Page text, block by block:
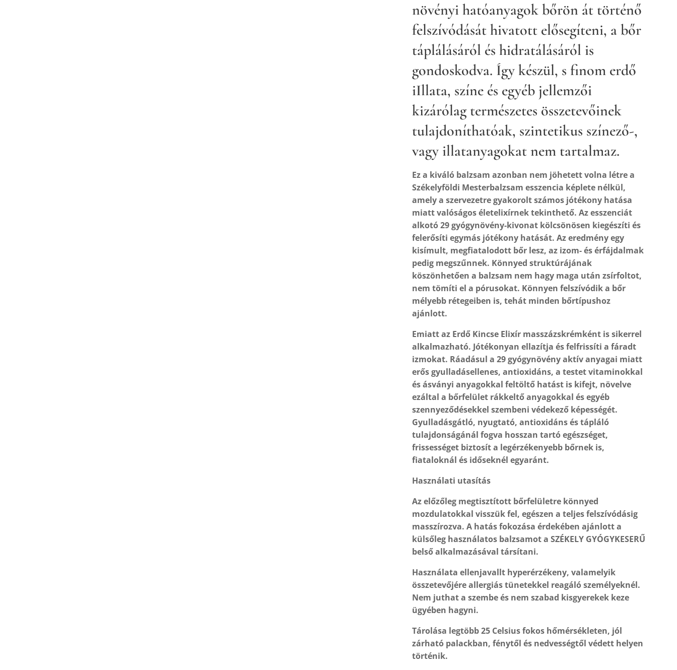
növényi hatóanyagok bőrön át történő
felszívódását hivatott elősegíteni, a bőr
táplálásáról és hidratálásáról is
gondoskodva. Így készül, s finom erdő
iIllata, színe és egyéb jellemzői
kizárólag természetes összetevőinek
tulajdoníthatóak, szintetikus színező-,
vagy illatanyagokat nem tartalmaz.
Ez a kiváló balzsam azonban nem jöhetett volna létre a
Székelyföldi Mesterbalzsam esszencia képlete nélkül,
amely a szervezetre gyakorolt számos jótékony hatása
miatt valóságos életelixírnek tekinthető. Az esszenciát
alkotó 29 gyógynövény-kivonat kölcsönösen kiegészíti és
felerősíti egymás jótékony hatását. Az eredmény egy
kisímult, megfiatalodott bőr lesz, az izom- és érfájdalmak
pedig megszűnnek. Könnyed struktúrájának
köszönhetően a balzsam nem hagy maga után zsírfoltot,
nem tömíti el a pórusokat. Könnyen felszívódik a bőr
mélyebb rétegeiben is, tehát minden bőrtípushoz
ajánlott.
Emiatt az Erdő Kincse Elixír masszázskrémként is sikerrel
alkalmazható. Jótékonyan ellazítja és felfrissíti a fáradt
izmokat. Ráadásul a 29 gyógynövény aktív anyagai miatt
erős gyulladásellenes, antioxidáns, a testet vitaminokkal
és ásványi anyagokkal feltöltő hatást is kifejt, növelve
ezáltal a bőrfelület rákkeltő anyagokkal és egyéb
szennyeződésekkel szembeni védekező képességét.
Gyulladásgátló, nyugtató, antioxidáns és tápláló
tulajdonságánál fogva hosszan tartó egészséget,
frissességet biztosít a legérzékenyebb bőrnek is,
fiataloknál és időseknél egyaránt.
Használati utasítás
Az előzőleg megtisztított bőrfelületre könnyed
mozdulatokkal visszük fel, egészen a teljes felszívódásig
masszírozva. A hatás fokozása érdekében ajánlott a
külsőleg használatos balzsamot a SZÉKELY GYÓGYKESERŰ
belső alkalmazásával társítani.
Használata ellenjavallt hyperérzékeny, valamelyik
összetevőjére allergiás tünetekkel reagáló személyeknél.
Nem juthat a szembe és nem szabad kisgyerekek keze
ügyében hagyni.
Tárolása legtöbb 25 Celsius fokos hőmérsékleten, jól
zárható palackban, fénytől és nedvességtől védett helyen
történik.